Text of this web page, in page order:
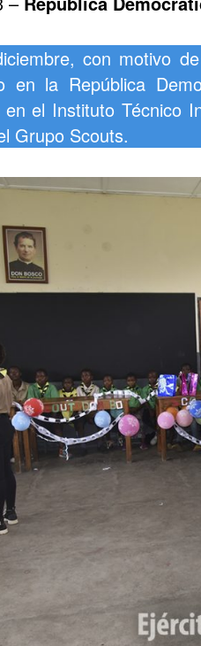
con motivo
en la República
en el Instituto Técnico
Grupo Scouts.